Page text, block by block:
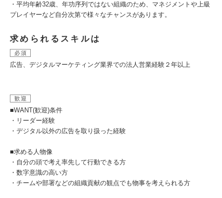
・平均年齢32歳、年功序列ではない組織のため、マネジメントや上級
プレイヤーなど自分次第で様々なチャンスがあります。
求められるスキルは
必須
広告、デジタルマーケティング業界での法人営業経験２年以上
歓迎
■WANT(歓迎)条件
・リーダー経験
・デジタル以外の広告を取り扱った経験
■求める人物像
・自分の頭で考え率先して行動できる方
・数字意識の高い方
・チームや部署などの組織貢献の観点でも物事を考えられる方